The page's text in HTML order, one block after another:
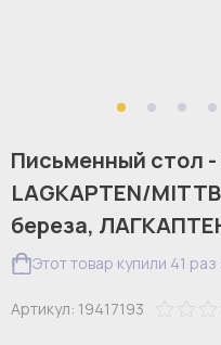
Письменный стол -
LAGKAPTEN/
береза,
Артикул: 19417193
Этот товар купили 41